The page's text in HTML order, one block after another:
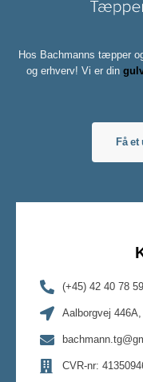
Hos Bachmanns tæpper
og erhverv! Vi er din
Få
(+45) 42 40 78 59
Aalborgvej
CVR-nr: